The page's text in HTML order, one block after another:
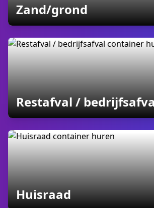
Zand/grondcontainers
Restafval /
Huisraadcontainers